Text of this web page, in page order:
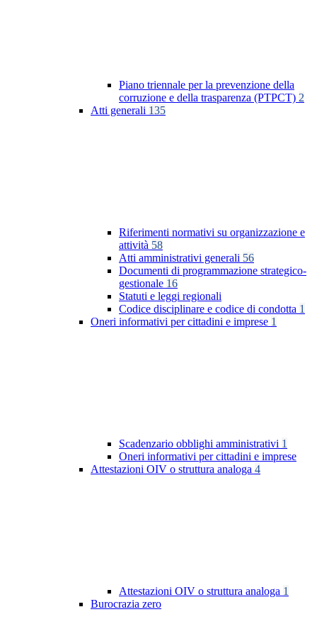
Piano triennale per la prevenzione della
corruzione e della trasparenza (PTPCT) 2
Atti generali 135
Riferimenti normativi su organizzazione e
attività 58
Atti amministrativi generali 56
Documenti di programmazione strategico-
gestionale 16
Statuti e leggi regionali
Codice disciplinare e codice di condotta 1
Oneri informativi per cittadini e imprese 1
Scadenzario obblighi amministrativi 1
Oneri informativi per cittadini e imprese
Attestazioni OIV o struttura analoga 4
Attestazioni OIV o struttura analoga 1
Burocrazia zero